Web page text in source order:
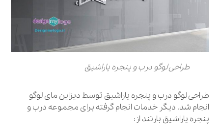
طراحی لوگو درب و پنجره یاراشیق
طراحی لوگو درب و پنجره یاراشیق توسط دیزاین مای لوگو
انجام شد. دیگر خدمات انجام گرفته برای مجموعه درب و
پنجره یاراشیق بارتند از: